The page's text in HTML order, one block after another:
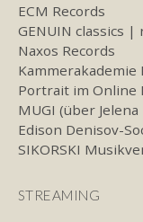
ECM Records
GENUIN classics
Naxos Records
Kammerakademie
Portrait im Online
MUGI (über Jelena
Edison Denisov-
SIKORSKI
STREAMING